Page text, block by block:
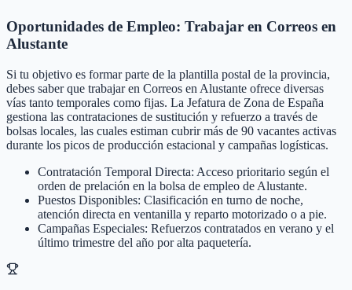
Oportunidades de Empleo: Trabajar en Correos en
Alustante
Si tu objetivo es formar parte de la plantilla postal de la provincia,
debes saber que trabajar en Correos en Alustante ofrece diversas
vías tanto temporales como fijas. La Jefatura de Zona de España
gestiona las contrataciones de sustitución y refuerzo a través de
bolsas locales, las cuales estiman cubrir más de 90 vacantes activas
durante los picos de producción estacional y campañas logísticas.
Contratación Temporal Directa: Acceso prioritario según el
orden de prelación en la bolsa de empleo de Alustante.
Puestos Disponibles: Clasificación en turno de noche,
atención directa en ventanilla y reparto motorizado o a pie.
Campañas Especiales: Refuerzos contratados en verano y el
último trimestre del año por alta paquetería.